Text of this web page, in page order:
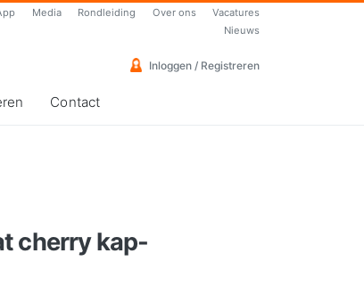
Media Rondleiding Over ons
Vacatures
Nieuws
Inloggen / Registreren
Contact
cherry kap-